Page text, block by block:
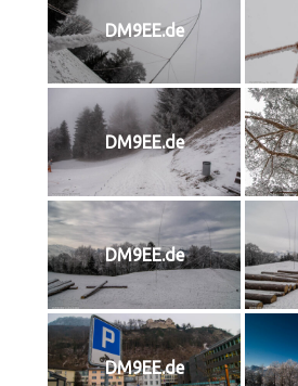
DM9EE.de
DM9EE.de
DM9EE.de
DM9EE.de